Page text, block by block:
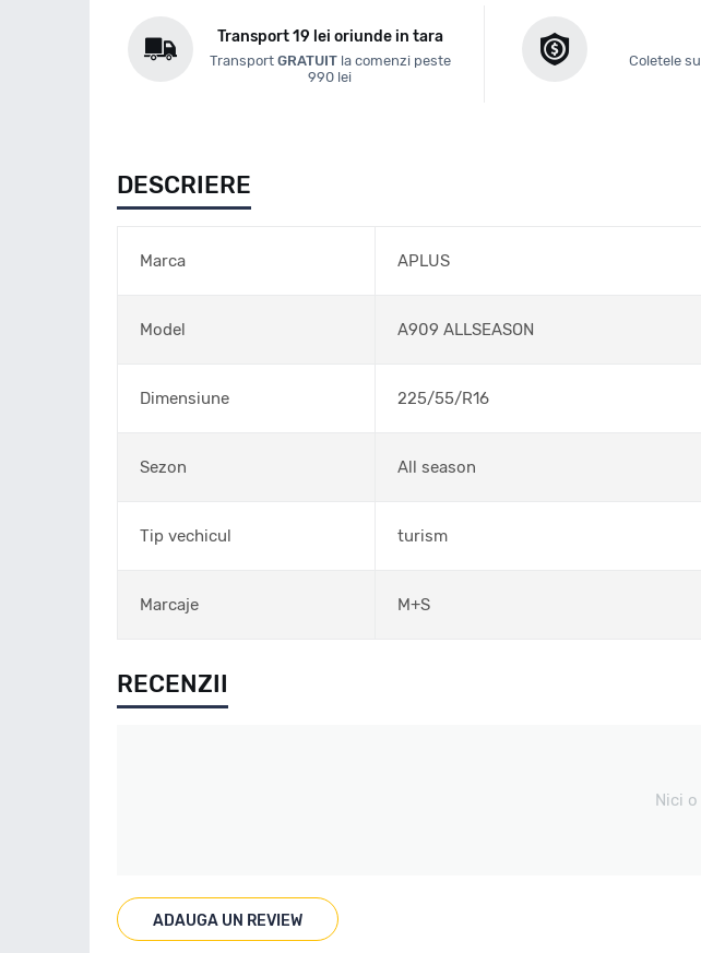
Transport 19 lei oriunde in tara
Transport GRATUITla comenzi peste
990 lei
Coletele
DESCRIERE
Marca APLUS
Model A909 ALLSEASON
Dimensiune 225/55/R16
Sezon All season
Tip vechicul turism
Marcaje M+S
RECENZII
Nici
ADAUGA UN REVIEW